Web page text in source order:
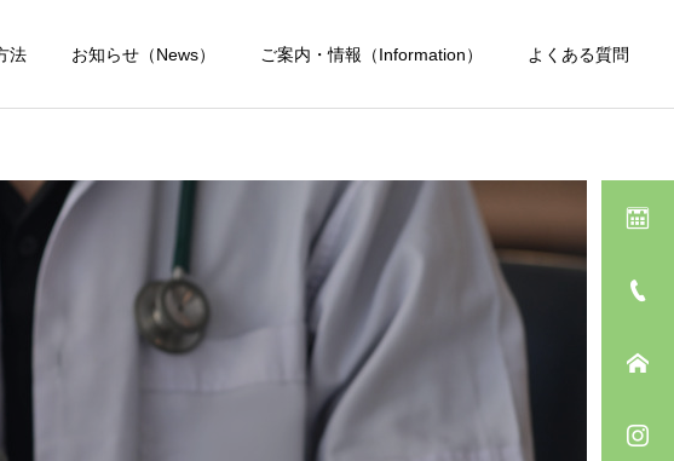
法 お知らせ（News） ご案内・情報（Information） よくある質問
保★
Eternam：エテルナムDR
お役立ち情報
マイナンバーカードの健康